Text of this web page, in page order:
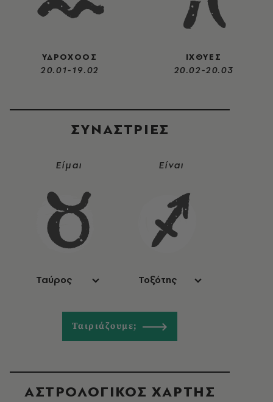
ΥΔΡΟΧΟΟΣ
20.01-19.02
ΙΧΘΥΕΣ
20.02-20.03
ΣΥΝΑΣΤΡIΕΣ
Είμαι
Ταύρος
Είναι
Τοξότης
Ταιριάζουμε;
ΑΣΤΡΟΛΟΓΙΚΟΣ ΧΑΡΤΗΣ